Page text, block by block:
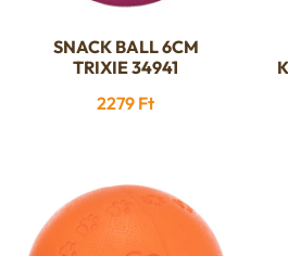
SNACK BALL 6CM
TRIXIE 34941
2279 Ft